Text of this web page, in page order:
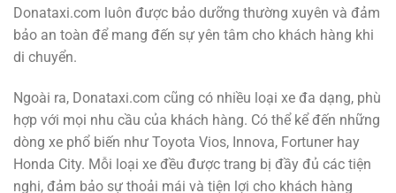
Donataxi.com luôn được bảo dưỡng thường xuyên và đảm
bảo an toàn để mang đến sự yên tâm cho khách hàng khi
di chuyển.
Ngoài ra, Donataxi.com cũng có nhiều loại xe đa dạng, phù
hợp với mọi nhu cầu của khách hàng. Có thể kể đến những
dòng xe phổ biến như Toyota Vios, Innova, Fortuner hay
Honda City. Mỗi loại xe đều được trang bị đầy đủ các tiện
nghi, đảm bảo sự thoải mái và tiện lợi cho khách hàng